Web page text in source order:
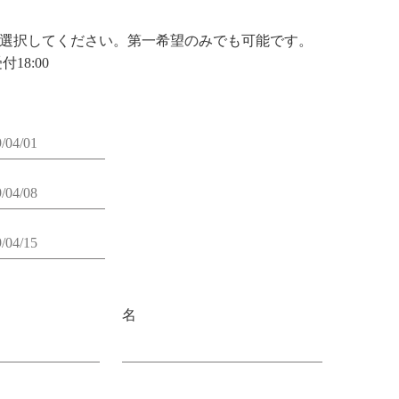
択してください。第一希望のみでも可能です。
18:00
名